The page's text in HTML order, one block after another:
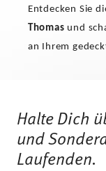
Entdecken Sie
Thomas und
an Ihrem
Halte Dich
und
Laufenden.